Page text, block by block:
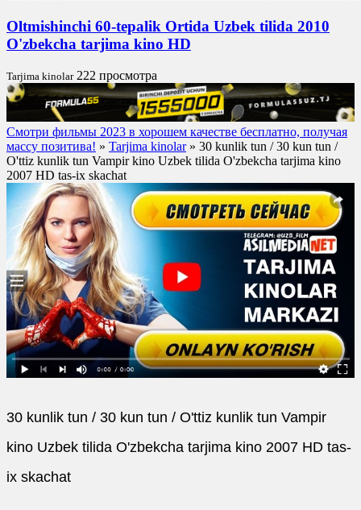
Oltmishinchi 60-tepalik Ortida Uzbek tilida 2010
O'zbekcha tarjima kino HD
Tarjima kinolar 222 просмотра
Смотри фильмы 2023 в хорошем качестве бесплатно, получая
массу позитива! » Tarjima kinolar» 30 kunlik tun / 30 kun tun /
O'ttiz kunlik tun Vampir kino Uzbek tilida O'zbekcha tarjima kino
2007 HD tas-ix skachat
30 kunlik tun / 30 kun tun / O'ttiz kunlik tun Vampir
kino Uzbek tilida O'zbekcha tarjima kino 2007 HD tas-
ix skachat